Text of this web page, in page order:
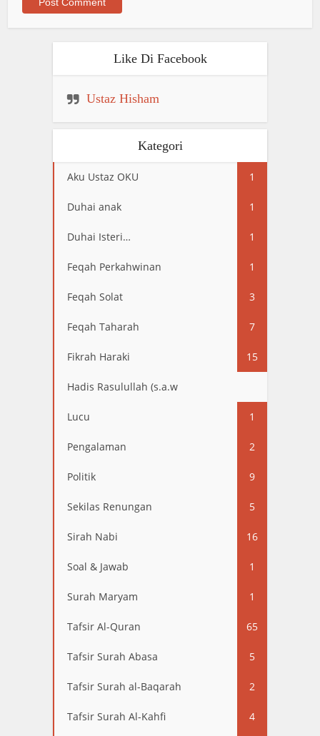
Like Di Facebook
Ustaz Hisham
Kategori
Aku Ustaz OKU 1
Duhai anak 1
Duhai Isteri… 1
Feqah Perkahwinan 1
Feqah Solat 3
Feqah Taharah 7
Fikrah Haraki 15
Hadis Rasulullah (s.a.w
Lucu 1
Pengalaman 2
Politik 9
Sekilas Renungan 5
Sirah Nabi 16
Soal & Jawab 1
Surah Maryam 1
Tafsir Al-Quran 65
Tafsir Surah Abasa 5
Tafsir Surah al-Baqarah 2
Tafsir Surah Al-Kahfi 4